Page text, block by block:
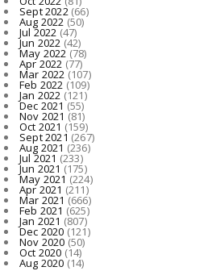
Sept 2022(66)
Aug 2022 (50)
Jul 2022 (47)
Jun 2022(42)
May 2022(78)
Apr 2022 (77)
Mar 2022(107)
Feb 2022 (109)
Jan 2022 (121)
Dec 2021 (55)
Nov 2021 (81)
Oct 2021 (159)
Sept 2021 (267)
Aug 2021 (236)
Jul 2021 (233)
Jun 2021(175)
May 2021(224)
Apr 2021 (211)
Mar 2021 (666)
Feb 2021 (625)
Jan 2021 (807)
Dec 2020(121)
Nov 2020 (50)
Oct 2020 (14)
Aug 2020(14)